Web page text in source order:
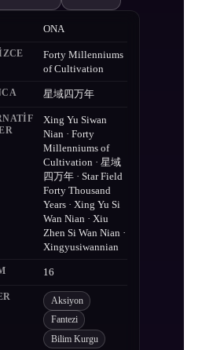
ONA
Forty Millenniums
of Cultivation
星域四万年
Xing Yu Siwan
Nian · Forty
Millenniums of
Cultivation · 星域
四万年 · Star Field
Forty Thousand
Years · Xing Yu Si
Wan Nian · Xiu
Zhen Si Wan Nian ·
Xingyusiwannian
16
Aksiyon
Fantezi
Bilim Kurgu